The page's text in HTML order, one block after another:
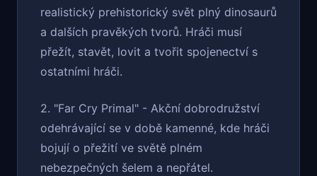
realistický prehistorický svět plný dinosaurů
a dalších pravěkých tvorů. Hráči musí
přežít, stavět, lovit a tvořit spojenectví s
ostatními hráči.
2. "Far Cry Primal" - Akční dobrodružství
odehrávající se v době kamenné, kde hráči
bojují o přežití ve světě plném
nebezpečných šelem a nepřátel.